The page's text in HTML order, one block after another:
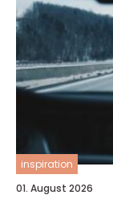
inspiration
01. August 2026